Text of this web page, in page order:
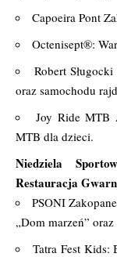
Capoeira Pont
Octenisept®:
Robert
oraz samochodu
Joy Ride MTB
MTB dla dzieci.
Niedziela
Restauracja
PSONI
„Dom marzeń”
Tatra Fest Kids: